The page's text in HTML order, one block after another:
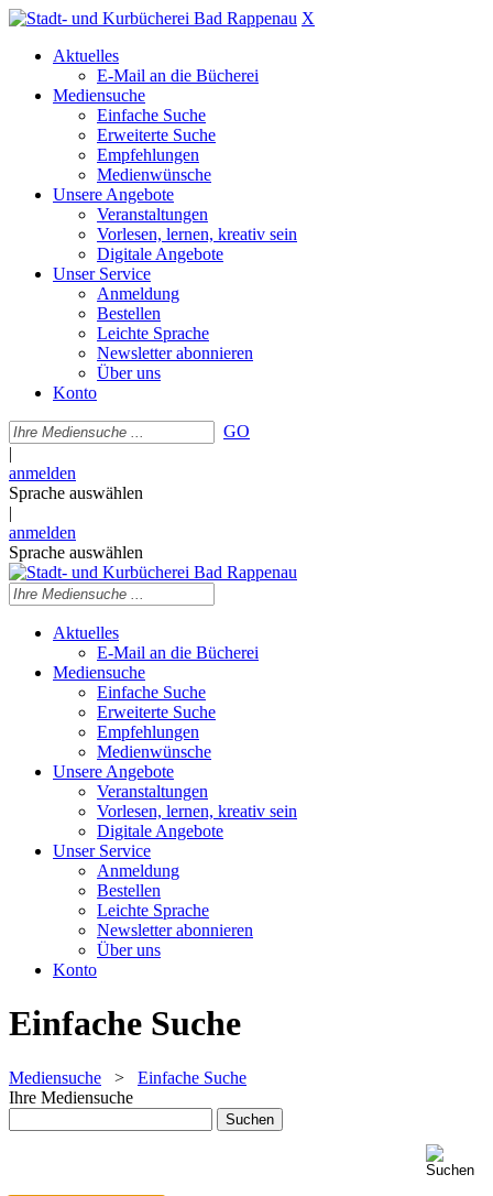
X
Aktuelles
E-Mail an die Bücherei
Mediensuche
Einfache Suche
Erweiterte Suche
Empfehlungen
Medienwünsche
Unsere Angebote
Veranstaltungen
Vorlesen, lernen, kreativ sein
Digitale Angebote
Unser Service
Anmeldung
Bestellen
Leichte Sprache
Newsletter abonnieren
Über uns
Konto
GO
|
anmelden
Sprache auswählen
|
anmelden
Sprache auswählen
Aktuelles
E-Mail an die Bücherei
Mediensuche
Einfache Suche
Erweiterte Suche
Empfehlungen
Medienwünsche
Unsere Angebote
Veranstaltungen
Vorlesen, lernen, kreativ sein
Digitale Angebote
Unser Service
Anmeldung
Bestellen
Leichte Sprache
Newsletter abonnieren
Über uns
Konto
Einfache Suche
Mediensuche > Einfache Suche
Ihre Mediensuche